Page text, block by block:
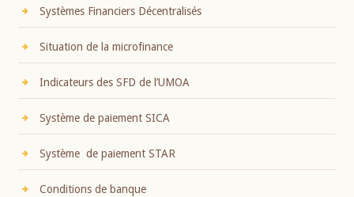
Systèmes Financiers Décentralisés
Situation de la microfinance
Indicateurs des SFD de l’UMOA
Système de paiement SICA
Système de paiement STAR
Conditions de banque